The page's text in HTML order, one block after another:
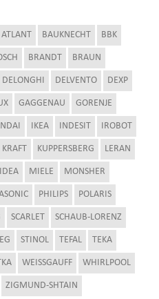
ATLANT BAUKNECHT BBK
BRANDT BRAUN
DELONGHI DELVENTO DEXP
GAGGENAU GORENJE
IKEA INDESIT IROBOT
KRAFT KUPPERSBERG LERAN
MIELE MONSHER
PHILIPS POLARIS
SCARLET SCHAUB-LORENZ
STINOL TEFAL TEKA
WEISSGAUFF WHIRLPOOL
ZIGMUND-SHTAIN